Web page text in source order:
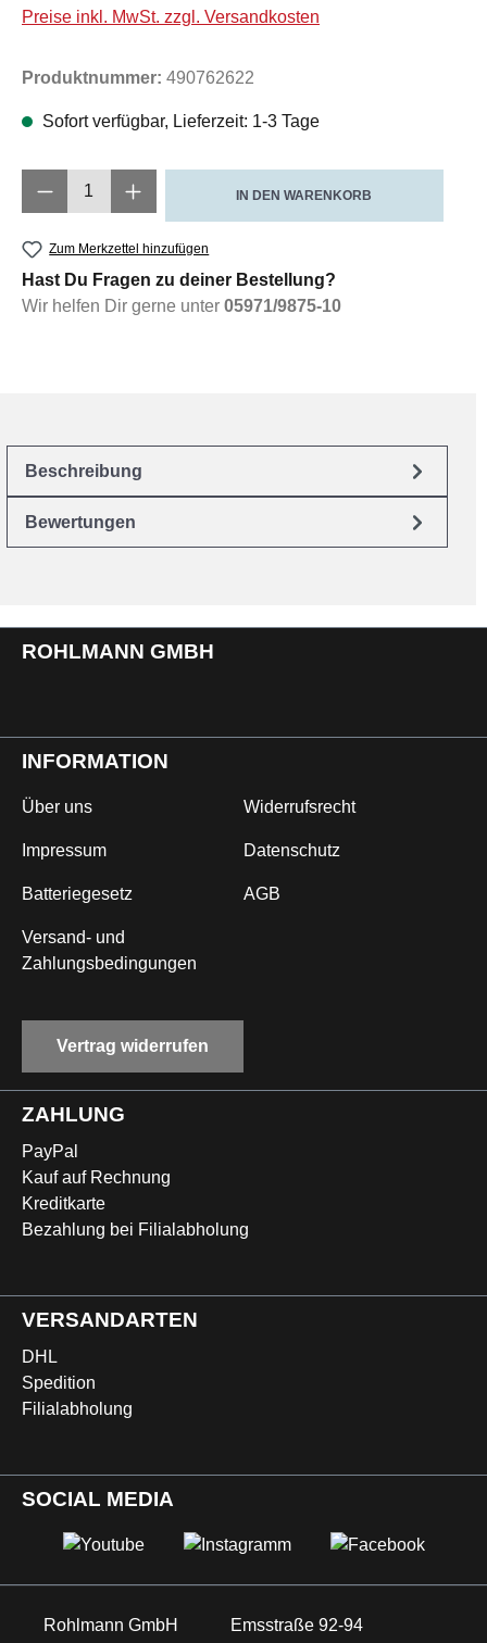
Preise inkl. MwSt. zzgl. Versandkosten
Produktnummer: 490762622
Sofort verfügbar, Lieferzeit: 1-3 Tage
Produkt Anzahl: Gib den gewünschten
IN DEN WARENKORB
Zum Merkzettel hinzufügen
Hast Du Fragen zu deiner Bestellung?
Wir helfen Dir gerne unter 05971/9875-10
Beschreibung
Bewertungen
ROHLMANN GMBH
INFORMATION
Über uns Widerrufsrecht
Impressum Datenschutz
Batteriegesetz AGB
Versand- und
Zahlungsbedingungen
Vertrag widerrufen
ZAHLUNG
PayPal
Kauf auf Rechnung
Kreditkarte
Bezahlung bei Filialabholung
VERSANDARTEN
DHL
Spedition
Filialabholung
SOCIAL MEDIA
Rohlmann GmbH
Emsstraße 92-94